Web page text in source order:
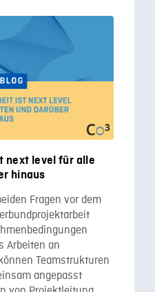
next level für alle
hinaus
Fragen vor dem
Arbeiten an
Teamstrukturen
angepasst